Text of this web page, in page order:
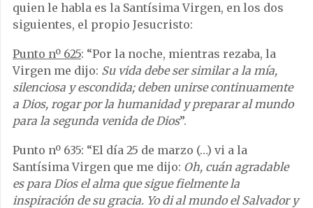
quien le habla es la Santísima Virgen, en los dos
siguientes, el propio Jesucristo:
Punto nº 625: “Por la noche, mientras rezaba, la
Virgen me dijo: Su vida debe ser similar a la mía,
silenciosa y escondida; deben unirse continuamente
a Dios, rogar por la humanidad y preparar al mundo
para la segunda venida de Dios”.
Punto nº 635: “El día 25 de marzo (…) vi a la
Santísima Virgen que me dijo: Oh, cuán agradable
es para Dios el alma que sigue fielmente la
inspiración de su gracia. Yo di al mundo el Salvador y